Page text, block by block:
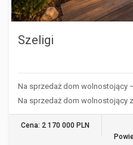
Szeligi
Na sprzedaż dom wolnostojący
Na sprzedaż dom wolnostojący z
Cena: 2 170 000 PLN